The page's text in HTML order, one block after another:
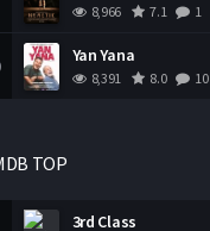
8,966 7.1 1
Yan Yana
8,391 8.0 10
TOP
3rd Class